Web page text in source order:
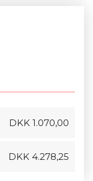
DKK 1.070,00
DKK 4.278,25